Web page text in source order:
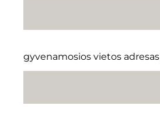
gyvenamosios vietos adresas